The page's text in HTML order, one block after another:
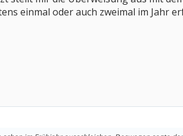
einmal oder auch zweimal im Jahr